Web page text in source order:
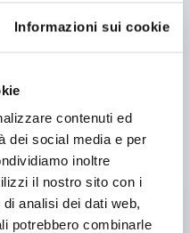
Informazioni sui cookie
contenuti ed
dei social media e per
inoltre
il nostro sito con i
analisi dei dati web,
potrebbero combinarle
D=46, B=50, H=18
DETTAGLI